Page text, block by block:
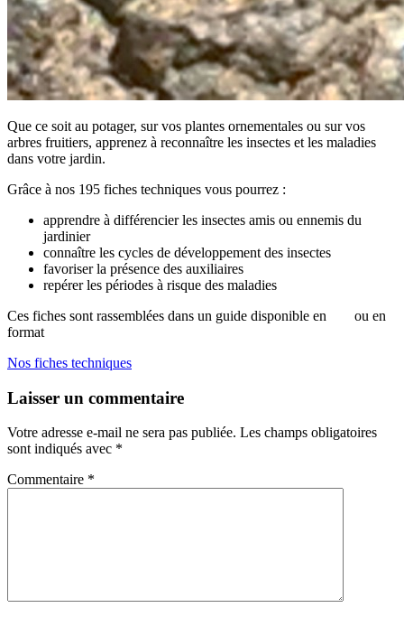
Que ce soit au potager, sur vos plantes ornementales ou sur vos
arbres fruitiers, apprenez à reconnaître les insectes et les maladies
dans votre jardin.
Grâce à nos 195 fiches techniques vous pourrez :
apprendre à différencier les insectes amis ou ennemis du
jardinier
connaître les cycles de développement des insectes
favoriser la présence des auxiliaires
repérer les périodes à risque des maladies
Ces fiches sont rassemblées dans un guide disponible en
ou en
format
Nos fiches techniques
Laisser un commentaire
Votre adresse e-mail ne sera pas publiée. Les champs obligatoires
sont indiqués avec *
Commentaire *